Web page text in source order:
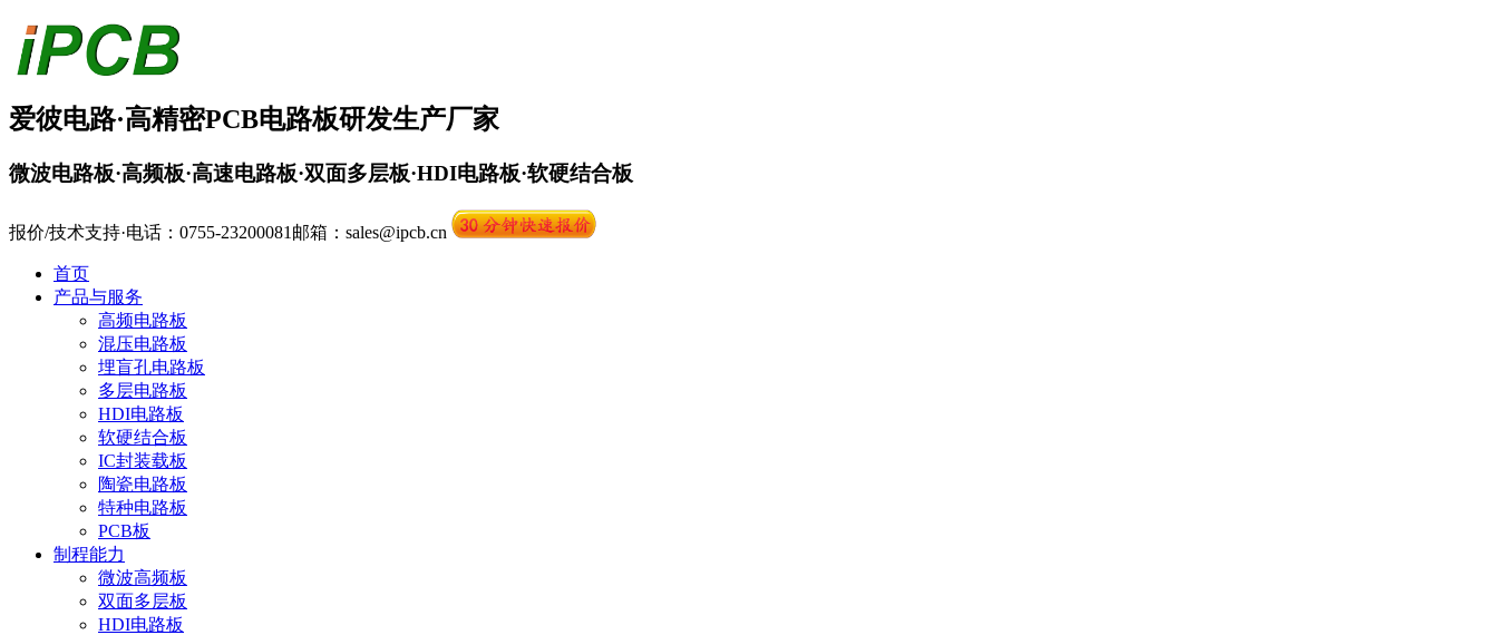
爱彼电路·高精密PCB电路板研发生产厂家
微波电路板·高频板·高速电路板·双面多层板·HDI电路板·软硬结合板
报价/技术支持·电话：0755-23200081 邮箱：sales@ipcb.cn
首页
产品与服务
高频电路板
混压电路板
埋盲孔电路板
多层电路板
HDI电路板
软硬结合板
IC封装载板
陶瓷电路板
特种电路板
PCB板
制程能力
微波高频板
双面多层板
HDI电路板